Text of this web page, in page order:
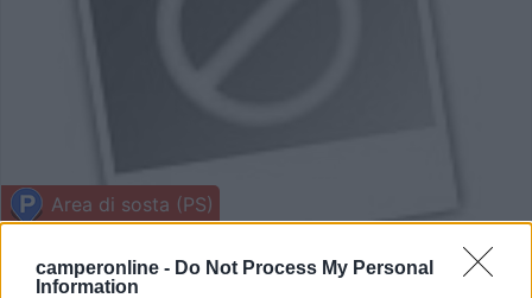
camperonline - Do Not Process My Personal
Information
Area di sosta (PS)
Parcheggio